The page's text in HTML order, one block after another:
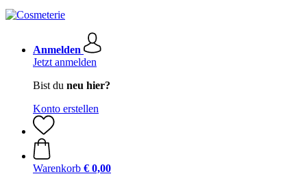
Anmelden
Jetzt anmelden
Bist du neu hier?
Konto erstellen
Warenkorb € 0,00